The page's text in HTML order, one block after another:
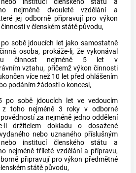
institucí členského státu a
nejméně dvouleté vzdělání a
jej odborně připravují pro výkon
v členském státě původu,
sobě jdoucích let jako samostatně
osoba, prokáže-li, že vykonával
činnost nejméně 5 let v
vztahu, přičemž výkon činnosti
více než 10 let před ohlášením
podáním žádosti o koncesi,
po sobě jdoucích let ve vedoucím
z toho nejméně 3 roky v odborné
za nejméně jedno oddělení
li držitelem dokladu o dosažené
nebo uznaného příslušným
institucí členského státu a
nejméně tříleté vzdělání a přípravu,
připravují pro výkon předmětné
státě původu,